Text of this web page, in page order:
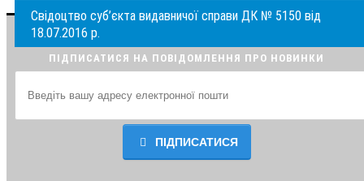
Свідоцтво суб’єкта видавничої справи ДК № 5150 від
18.07.2016 р.
ПІДПИСАТИСЯ НА ПОВІДОМЛЕННЯ ПРО НОВИНКИ
ПІДПИСАТИСЯ